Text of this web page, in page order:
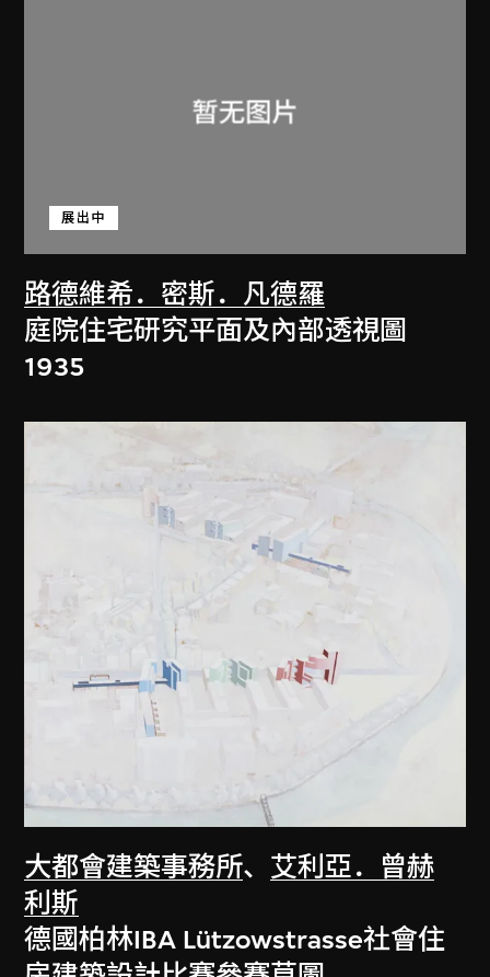
路德維希．密斯．凡德羅
展出中
庭院住宅研究平面及內部透視圖
1935
大都會建築事務所、 艾利亞．曾赫
利斯
德國柏林IBA Lützowstrasse社會住